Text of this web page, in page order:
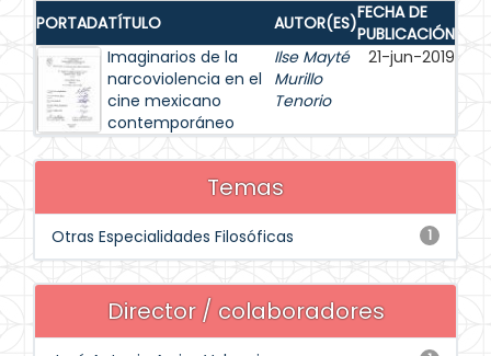
PORTADATÍTULO AUTOR(ES)FECHA DE
PUBLICACIÓN
Imaginarios de la
narcoviolencia en el
cine mexicano
contemporáneo
Ilse Mayté
Murillo
Tenorio
21-jun-2019
Temas
1
Otras Especialidades Filosóficas
Director / colaboradores